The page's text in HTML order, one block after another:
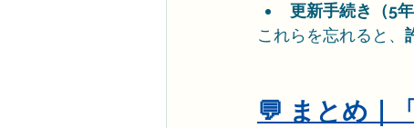
更新手続き（5年
これらを忘れると、
💬 まとめ｜